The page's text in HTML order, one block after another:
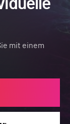
mit einem